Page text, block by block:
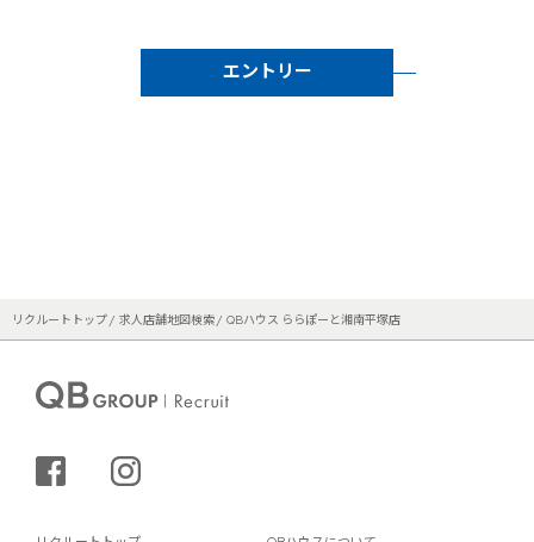
エントリー
リクルートトップ 求人店舗地図検索 QBハウス ららぽーと湘南平塚店
シェアする